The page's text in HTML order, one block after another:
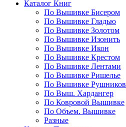
Каталог Книг
По Вышивке Бисером
По Вышивке Гладью
По Вышивке Золотом
По Вышивке Изонить
По Вышивке Икон
По Вышивке Крестом
По Вышивке Лентами
По Вышивке Ришелье
По Вышивке Рушников
По Выш. Хардангер
По Ковровой Вышивке
По Объем. Вышивке
Разные